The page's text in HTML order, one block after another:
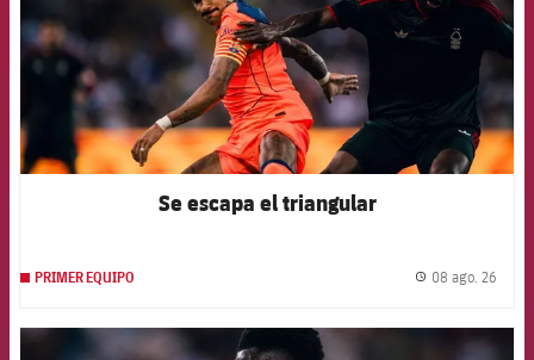
Se escapa el triangular
PRIMER EQUIPO 08 ago. 26
FCB Barcelona badge